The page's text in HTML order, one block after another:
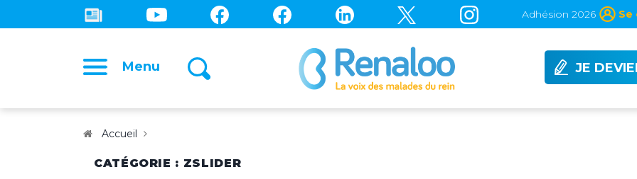
Adhésion 2026 Se
Menu JE
Accueil
CATÉGORIE : ZSLIDER